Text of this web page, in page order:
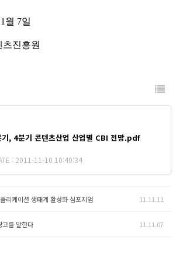
월 7일
츠진흥원
, 4분기 콘텐츠산업 산업별 CBI 전망.pdf
: 2011-11-10 10:40:34
리케이션 생태계 활성화 심포지엄 11.11.11
고를 말한다 11.11.07